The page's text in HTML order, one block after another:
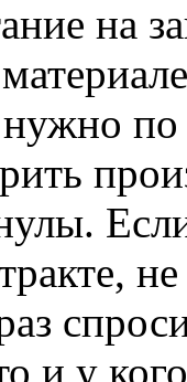
на
нужно
и у